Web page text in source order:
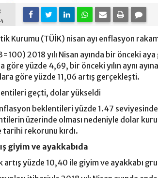
Kurumu (TÜİK) nisan ayı enflasyon
2018 yılı Nisan ayında bir önceki
göre yüzde 4,69, bir önceki yılın aynı
göre yüzde 11,06 artış gerçekleşti.
geçti, dolar yükseldi
beklentileri yüzde 1.47
üzerinde olması nedeniyle dolar kuru
tarihi rekorunu kırdı.
giyim ve ayakkabıda
artış yüzde 10,40 ile giyim ve ayakkabı